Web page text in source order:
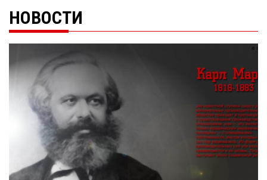
НОВОСТИ